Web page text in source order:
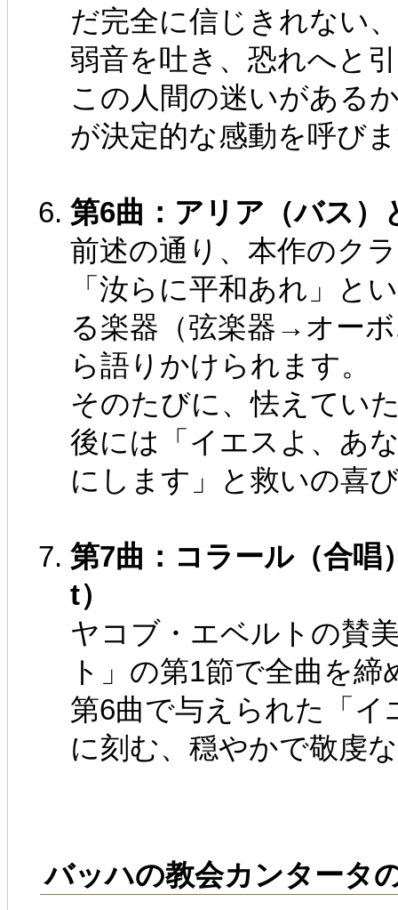
だ完全に信じきれない
弱音を吐き、恐れへと
この人間の迷いがある
が決定的な感動を呼び
第6曲：アリア（バス
前述の通り、本作のク
「汝らに平和あれ」と
る楽器（弦楽器→オー
ら語りかけられます。
そのたびに、怯えてい
後には「イエスよ、あ
にします」と救いの喜
第7曲：コラール（合
t）
ヤコブ・エベルトの賛
ト」の第1節で全曲を
第6曲で与えられた「
に刻む、穏やかで敬虔
バッハの教会カンタータ